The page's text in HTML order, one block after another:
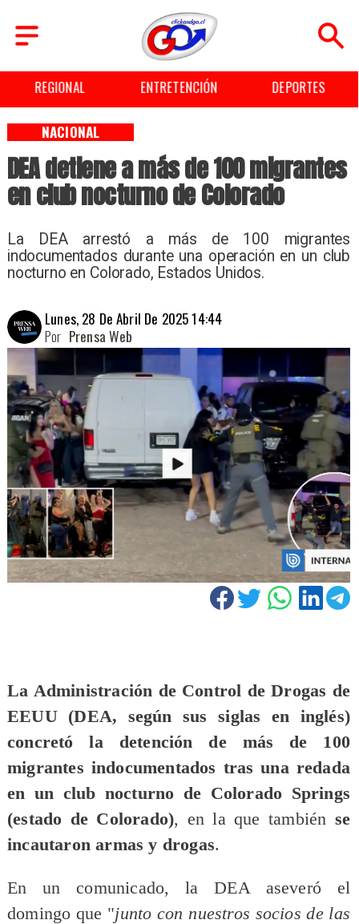
REGIONAL ENTRETENCIÓN DEPORTES
DEA detiene a más de 100 migrantes
en club nocturno de Colorado
La DEA arrestó a más de 100 migrantes
indocumentados durante una operación en un club
nocturno en Colorado, Estados Unidos.
NACIONAL
Lunes, 28 De Abril De 2025 14:44
Prensa Web
Por
La Administración de Control de Drogas de
EEUU (DEA, según sus siglas en inglés)
concretó la detención de más de 100
migrantes indocumentados tras una redada
en un club nocturno de Colorado Springs
(estado de Colorado), en la que también se
incautaron armas y drogas.
En un comunicado, la DEA aseveró el
domingo que "junto con nuestros socios de las